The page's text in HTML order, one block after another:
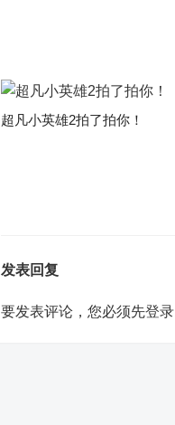
超凡小英雄2拍了拍你！
发表回复
要发表评论，您必须先登录